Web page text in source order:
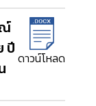
ปี ดาวน์โหลด